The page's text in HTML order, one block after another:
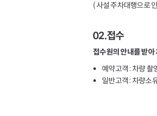
( 사설 주차대행으로
02.접수
접수원의 안내를 받
예약고객 : 차량 촬
일반고객 : 차량소